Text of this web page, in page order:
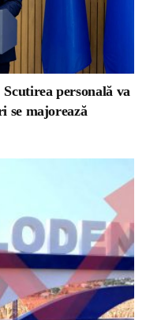
personală va
se majorează